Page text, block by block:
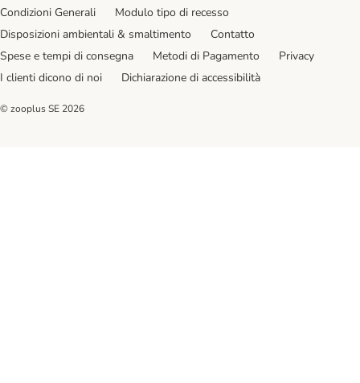
Condizioni Generali
Modulo tipo di recesso
Disposizioni ambientali & smaltimento
Contatto
Spese e tempi di consegna
Metodi di Pagamento
Privacy
I clienti dicono di noi
Dichiarazione di accessibilità
© zooplus SE 2026